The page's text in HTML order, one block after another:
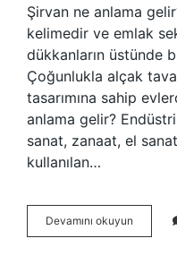
Şirvan ne anlama
kelimedir ve emlak
dükkanların üstünde
Çoğunlukla alçak
tasarımına sahip
anlama gelir?
sanat, zanaat, el
kullanılan…
Devamını okuyun
Ne